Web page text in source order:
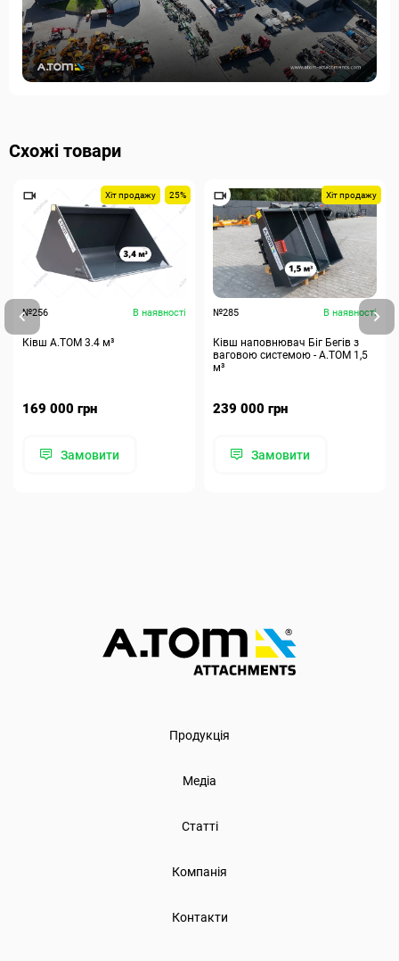
Схожі товари
Хіт продажу 25%
№256 В наявності
Ківш A.TOM 3.4 м³
169 000 грн
Замовити
Хіт продажу
№285 В наявності
Ківш наповнювач Біг Бегів з
ваговою системою - А.ТОМ 1,5
м³
239 000 грн
Замовити
Продукція
Медіа
Статті
Компанія
Контакти